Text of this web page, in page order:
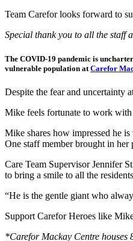
Team Carefor looks forward to
Special thank you to all the staff
The COVID-19 pandemic is
vulnerable population at Carefor
Despite the fear and uncertainty
Mike feels fortunate to work with
Mike shares how impressed he
One staff member brought in her
Care Team Supervisor Jennifer
to bring a smile to all the
“He is the gentle giant who
Support Carefor Heroes like
*Carefor Mackay Centre houses